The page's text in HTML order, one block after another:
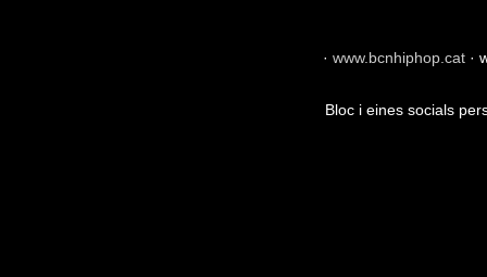
· www.bcnhiphop.cat ·
Bloc i eines socials